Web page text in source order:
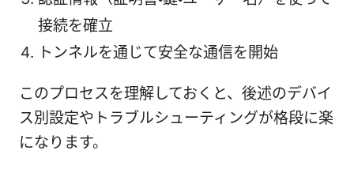
接続を確立
トンネルを通じて安全な通信を開始
このプロセスを理解しておくと、後述のデバイ
ス別設定やトラブルシューティングが格段に楽
になります。